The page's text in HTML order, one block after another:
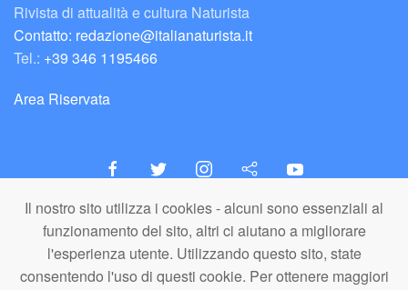
Il nostro sito utilizza i cookies - alcuni sono essenziali al
funzionamento del sito, altri ci aiutano a migliorare
l'esperienza utente. Utilizzando questo sito, state
consentendo l'uso di questi cookie. Per ottenere maggiori
Rivista di attualità e cultura Naturista
Contatto: redazione@italianaturista.it
Tel.: +39 346 1195466
Area Riservata
italiaNATURISTA
Editore e Redazione
A.N.ITA. Associazione Naturista Italiana (APS)
C.F. 80203710159